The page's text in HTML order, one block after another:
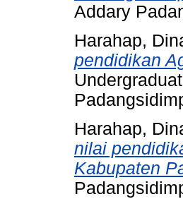
Addary
Harahap,
pendidikan
Harahap,
nilai
Kabupaten